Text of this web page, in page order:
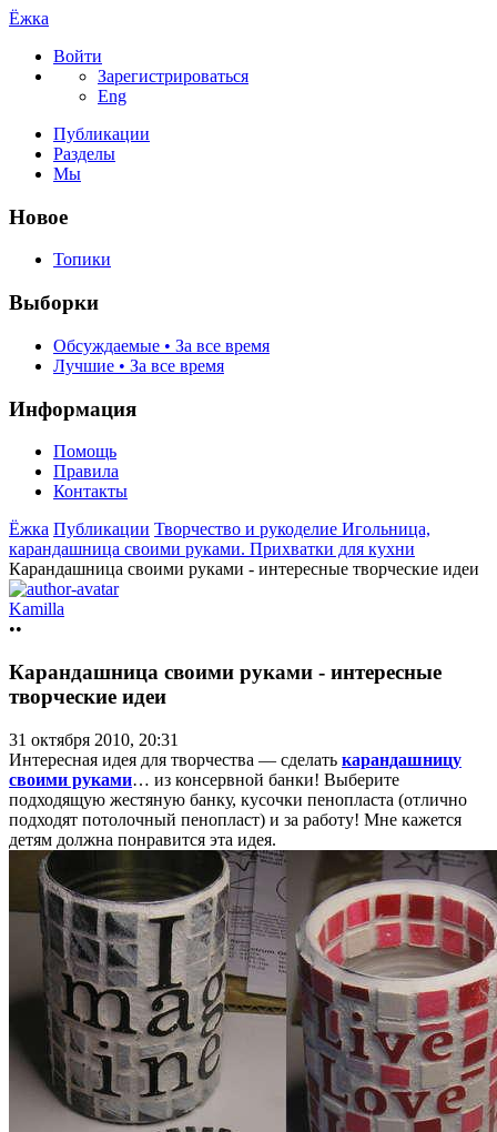
Ёжка
Войти
Зарегистрироваться
Eng
Публикации
Разделы
Мы
Новое
Топики
Выборки
Обсуждаемые • За все время
Лучшие • За все время
Информация
Помощь
Правила
Контакты
Ёжка Публикации Творчество и рукоделие Игольница,
карандашница своими руками. Прихватки для кухни
Карандашница своими руками - интересные творческие идеи
Kamilla
••
Карандашница своими руками - интересные
творческие идеи
31 октября 2010, 20:31
Интересная идея для творчества — сделать карандашницу
своими руками… из консервной банки! Выберите
подходящую жестяную банку, кусочки пенопласта (отлично
подходят потолочный пенопласт) и за работу! Мне кажется
детям должна понравится эта идея.